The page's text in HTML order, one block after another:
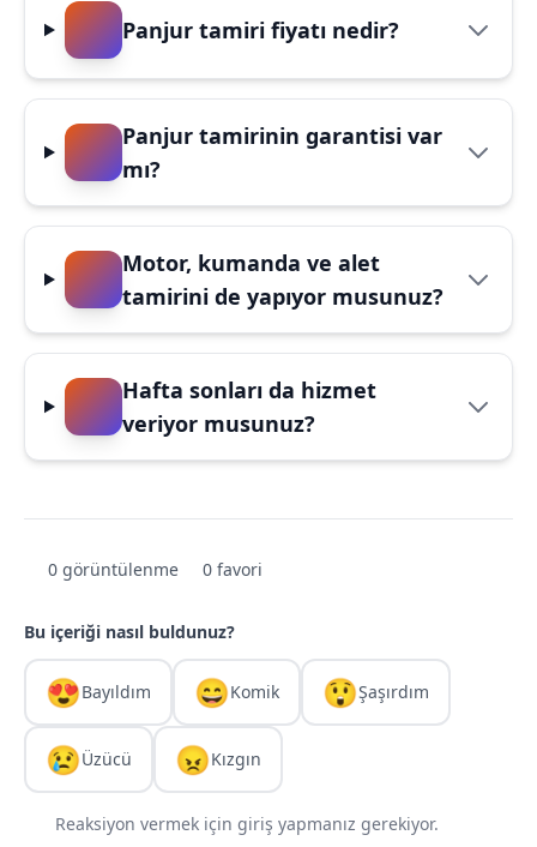
Panjur tamiri fiyatı nedir?
Panjur tamirinin garantisi var
mı?
Motor, kumanda ve alet
tamirini de yapıyor musunuz?
Hafta sonları da hizmet
veriyor musunuz?
0 görüntülenme 0 favori
Bu içeriği nasıl buldunuz?
😍Bayıldım 😄Komik 😲Şaşırdım
😢Üzücü 😠Kızgın
Reaksiyon vermek için giriş yapmanız gerekiyor.